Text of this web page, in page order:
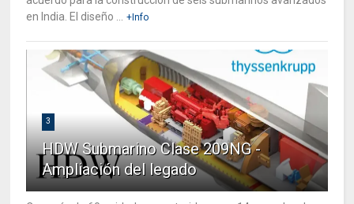
en India. El diseño ...
+Info
3
HDW Submarino Clase 209NG -
Ampliación del legado